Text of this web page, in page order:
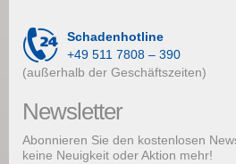
Schadenhotline
+49 511 7808 – 390
(außerhalb der Geschäftszeiten)
Newsletter
Abonnieren Sie den kostenlosen
keine Neuigkeit oder Aktion mehr!